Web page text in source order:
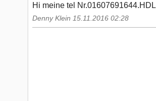
Hi meine tel Nr.01607691644.HDL
Denny Klein 15.11.2016 02:28